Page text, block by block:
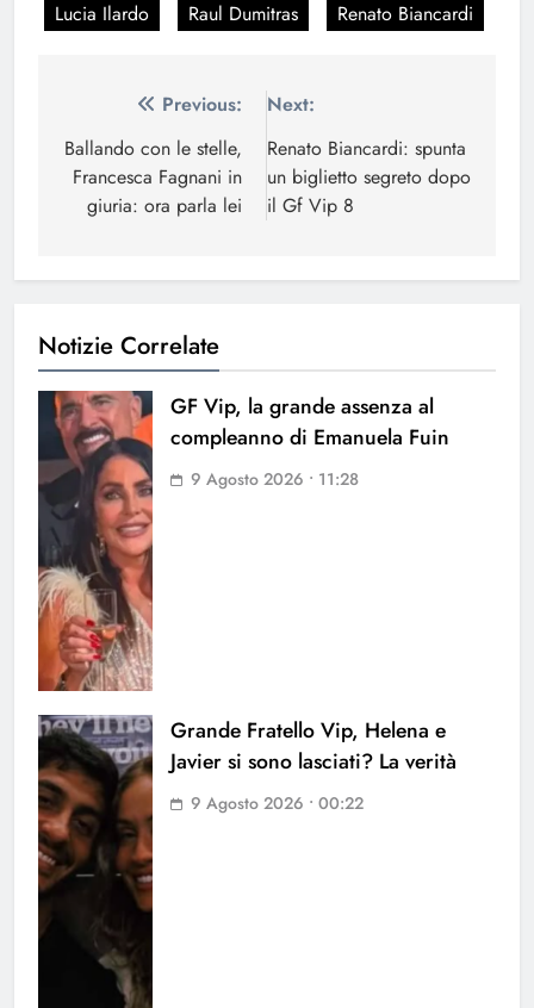
Lucia Ilardo
Raul Dumitras Renato Biancardi
Navigazione
articoli
Previous:
Ballando con le stelle,
Francesca Fagnani in
giuria: ora parla lei
Next:
Renato Biancardi: spunta
un biglietto segreto dopo
il Gf Vip 8
Notizie Correlate
GF Vip, la grande assenza al
compleanno di Emanuela Fuin
9 Agosto 2026 • 11:28
Grande Fratello Vip, Helena e
Javier si sono lasciati? La verità
9 Agosto 2026 • 00:22